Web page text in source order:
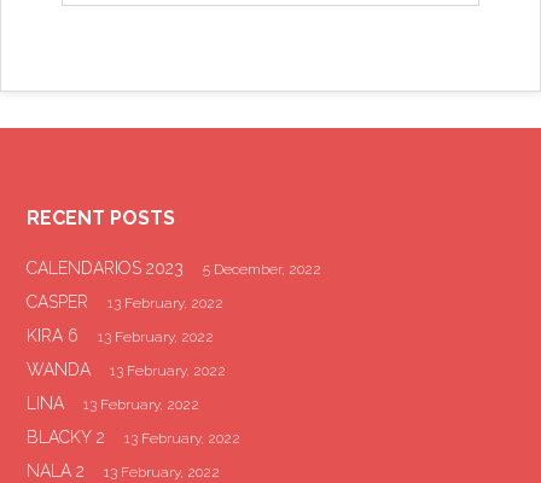
RECENT POSTS
CALENDARIOS 2023 5 December, 2022
CASPER 13 February, 2022
KIRA 6 13 February, 2022
WANDA 13 February, 2022
LINA 13 February, 2022
BLACKY 2 13 February, 2022
NALA 2 13 February, 2022